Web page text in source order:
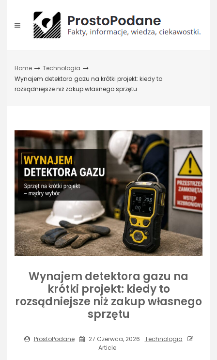
content
Home
Technologia
Wynajem detektora gazu na krótki projekt: kiedy to
rozsądniejsze niż zakup własnego sprzętu
Wynajem detektora gazu na
krótki projekt: kiedy to
rozsądniejsze niż zakup własnego
sprzętu
ProstoPodane 27 Czerwca, 2026
Technologia
Article